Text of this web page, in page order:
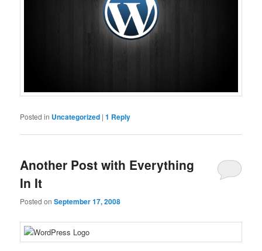
Posted in Uncategorized |1 Reply
Another Post with Everything
In It
Posted onSeptember 17, 2008